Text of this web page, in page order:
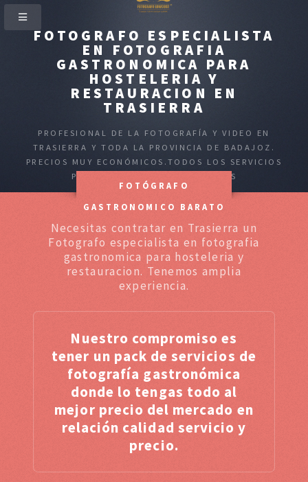
FOTOGRAFO ESPECIALISTA
EN FOTOGRAFIA
GASTRONOMICA PARA
HOSTELERIA Y
RESTAURACION EN
TRASIERRA
PROFESIONAL DE LA FOTOGRAFÍA Y VIDEO EN
TRASIERRA Y TODA LA PROVINCIA DE BADAJOZ.
PRECIOS MUY ECONÓMICOS.TODOS LOS SERVICIOS
PARA PARTICULARES Y EMPRESAS
FOTÓGRAFO
GASTRONOMICO BARATO
Necesitas contratar en Trasierra un
Fotografo especialista en fotografia
gastronomica para hosteleria y
restauracion. Tenemos amplia
experiencia.
Nuestro compromiso es
tener un pack de servicios de
fotografía gastronómica
donde lo tengas todo al
mejor precio del mercado en
relación calidad servicio y
precio.